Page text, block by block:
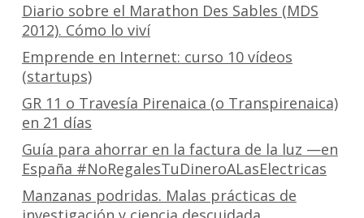
Diario sobre el Marathon Des Sables (MDS
2012). Cómo lo viví
Emprende en Internet: curso 10 vídeos
(startups)
GR 11 o Travesía Pirenaica (o Transpirenaica)
en 21 días
Guía para ahorrar en la factura de la luz —en
España #NoRegalesTuDineroALasElectricas
Manzanas podridas. Malas prácticas de